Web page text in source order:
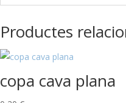
Productes
copa cava plana